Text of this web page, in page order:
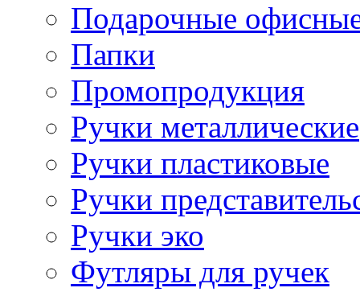
Подарочные
Папки
Промопродукция
Ручки металлические
Ручки пластиковые
Ручки
Ручки эко
Футляры для ручек